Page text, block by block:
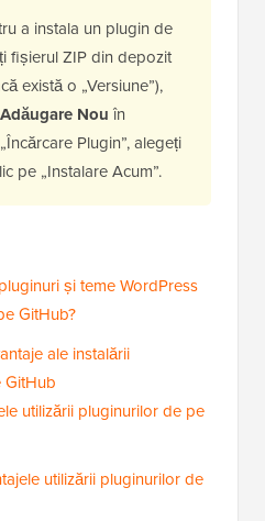
a instala un plugin de
fișierul ZIP din depozit
există o „Versiune”),
Nou în
Plugin”, alegeți
pe „Instalare Acum”.
și teme WordPress
GitHub?
ale instalării
utilizării pluginurilor de pe
utilizării pluginurilor de